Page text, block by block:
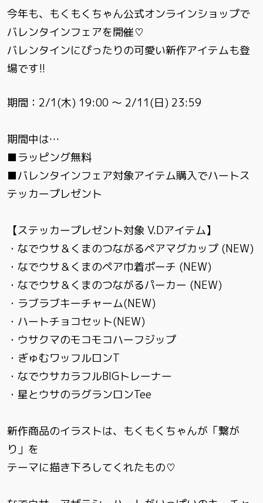
今年も、もくもくちゃん公式オンラインショップで
バレンタインフェアを開催♡
バレンタインにぴったりの可愛い新作アイテムも登
場です!!
期間：2/1(木) 19:00 〜 2/11(日) 23:59
期間中は…
■ラッピング無料
■バレンタインフェア対象アイテム購入でハートス
テッカープレゼント
【ステッカープレゼント対象 V.Dアイテム】
・なでウサ＆くまのつながるペアマグカップ (NEW)
・なでウサ＆くまのペア巾着ポーチ (NEW)
・なでウサ＆くまのつながるパーカー (NEW)
・ラブラブキーチャーム(NEW)
・ハートチョコセット(NEW)
・ウサクマのモコモコハーフジップ
・ぎゅむワッフルロンT
・なでウサカラフルBIGトレーナー
・星とウサのラグランロンTee
新作商品のイラストは、もくもくちゃんが「繋が
り」を
テーマに描き下ろしてくれたもの♡